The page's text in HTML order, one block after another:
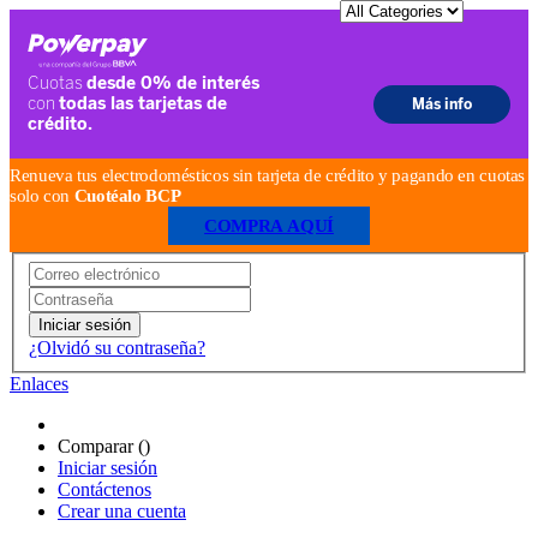
Renueva tus electrodomésticos sin tarjeta de crédito y pagando en cuotas
solo con Cuotéalo BCP
COMPRA AQUÍ
Iniciar sesión
¿Olvidó su contraseña?
Enlaces
Comparar ()
Iniciar sesión
Contáctenos
Crear una cuenta